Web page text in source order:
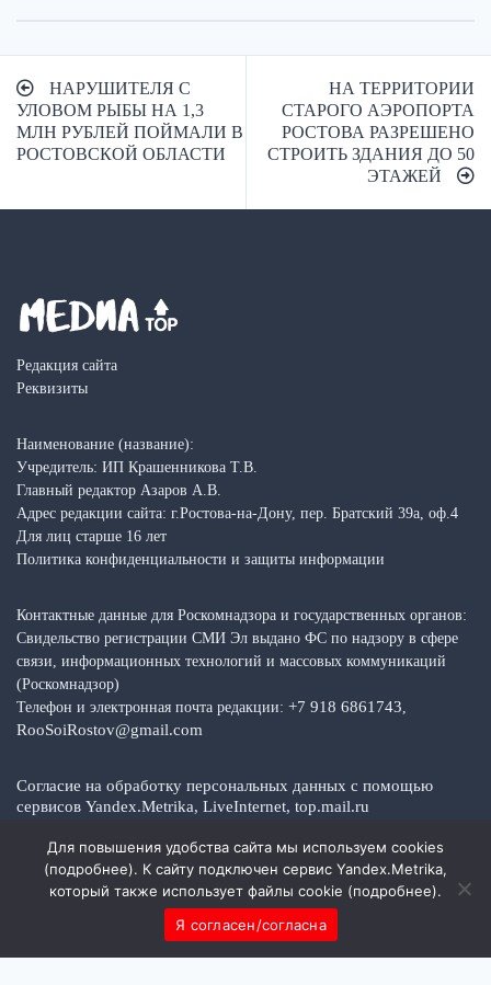
Навигация
по
записям
НАРУШИТЕЛЯ С
УЛОВОМ РЫБЫ НА 1,3
МЛН РУБЛЕЙ ПОЙМАЛИ В
РОСТОВСКОЙ ОБЛАСТИ
НА ТЕРРИТОРИИ
СТАРОГО АЭРОПОРТА
РОСТОВА РАЗРЕШЕНО
СТРОИТЬ ЗДАНИЯ ДО 50
ЭТАЖЕЙ
Редакция сайта
Реквизиты
Наименование (название):
Учредитель: ИП Крашенникова Т.В.
Главный редактор Азаров А.В.
Адрес редакции сайта: г.Ростова-на-Дону, пер. Братский 39а, оф.4
Для лиц старше 16 лет
Политика конфиденциальности и защиты информации
Контактные данные для Роскомнадзора и государственных органов:
Свидельство регистрации СМИ Эл выдано ФС по надзору в сфере
связи, информационных технологий и массовых коммуникаций
(Роскомнадзор)
Телефон и электронная почта редакции: +7 918 6861743
RooSoiRostov@gmail.com
Согласие на обработку персональных данных с помощью
сервисов Yandex.Metrika, LiveInternet, top.mail.ru
Политика конфиденциальности и защиты информации
Для повышения удобства сайта мы используем cookies
(подробнее). К сайту подключен сервис Yandex.Metrika,
который также использует файлы cookie (подробнее).
Я согласен/согласна